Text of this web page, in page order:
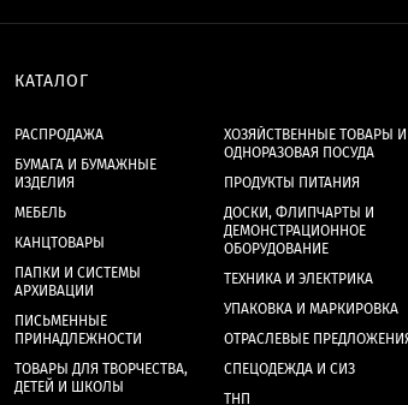
КАТАЛОГ
РАСПРОДАЖА
БУМАГА И БУМАЖНЫЕ
ИЗДЕЛИЯ
МЕБЕЛЬ
КАНЦТОВАРЫ
ПАПКИ И СИСТЕМЫ
АРХИВАЦИИ
ПИСЬМЕННЫЕ
ПРИНАДЛЕЖНОСТИ
ТОВАРЫ ДЛЯ ТВОРЧЕСТВА,
ДЕТЕЙ И ШКОЛЫ
ХОЗЯЙСТВЕННЫЕ ТОВАРЫ И
ОДНОРАЗОВАЯ ПОСУДА
ПРОДУКТЫ ПИТАНИЯ
ДОСКИ, ФЛИПЧАРТЫ И
ДЕМОНСТРАЦИОННОЕ
ОБОРУДОВАНИЕ
ТЕХНИКА И ЭЛЕКТРИКА
УПАКОВКА И МАРКИРОВКА
ОТРАСЛЕВЫЕ
СПЕЦОДЕЖДА И СИЗ
ТНП